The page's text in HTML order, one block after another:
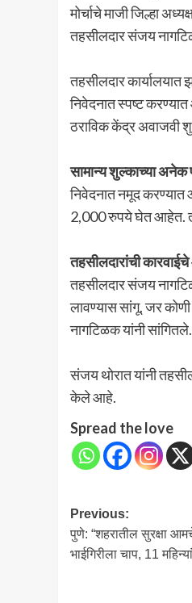
मोर्चाचे माजी जिल्हा
तहसीलदार संजय
तहसीलदार कार्यालयात
निवेदनात स्पष्ट
ठराविक केंद्र अवाजवी
सामान्य शुल्काच्या
निवेदनात नमूद करण्यात
2,000 रुपये घेत आहेत.
तहसीलदारांची
तहसीलदार संजय
लावण्यास सांगू. जर
नागटिळक यांनी सांगितले.
संजय थोरात यांनी
केले आहे.
Spread the love
Post
navigation
Previous:
पुणे: “शहरातील सुरक्षा
भाईगिरीला चाप, 11